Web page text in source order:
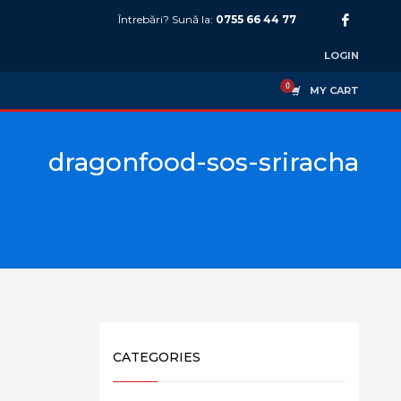
Întrebări? Sună la: 0755 66 44 77
LOGIN
MY CART
dragonfood-sos-sriracha
CATEGORIES